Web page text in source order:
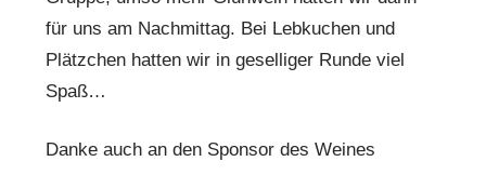
für uns am Nachmittag. Bei Lebkuchen und
Plätzchen hatten wir in geselliger Runde viel
Spaß…
Danke auch an den Sponsor des Weines